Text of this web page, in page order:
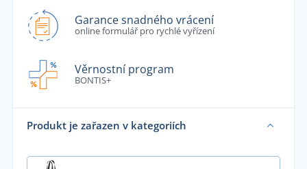
Garance snadného vrácení
online formulář pro rychlé vyřízení
Věrnostní program
BONTIS+
Produkt je zařazen v kategoriích